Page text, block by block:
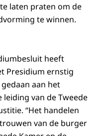
laten praten om de
te winnen.
heeft
Presidium ernstig
aan het
van de Tweede
“Het handelen
van de burger